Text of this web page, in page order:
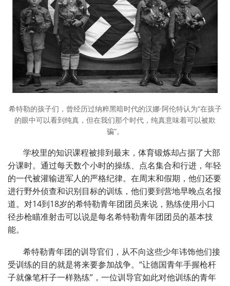
希特勒的孩子们，曾经历过纳粹黑暗时代的汉娜·阿伦特认为“在孩子
的眼中可以看到纯真，但在我们那个时代，纯真意味着可以被欺
骗”。
学校里的知识课程被排到最末，体育锻炼却占据了大部
分课时。通过每天数个小时的操练、点名集合和行进，年轻
的一代被灌输进军人的严格纪律。在周末和假期，他们还要
进行野外侦查和识别目标的训练，他们要到营地早晚点名报
道。对14到18岁的希特勒青年团团员来说，熟练使用小口
径步枪瞄准射击可以说是每名希特勒青年团团员的基本技
能。
希特勒青年团的训导官们，从不向这些少年讳饰他们接
受训练的目的就是将来要参加战争。“让德国青年手握枪杆
子就像笔杆子一样熟练”，一位训导官如此对他训练的青年